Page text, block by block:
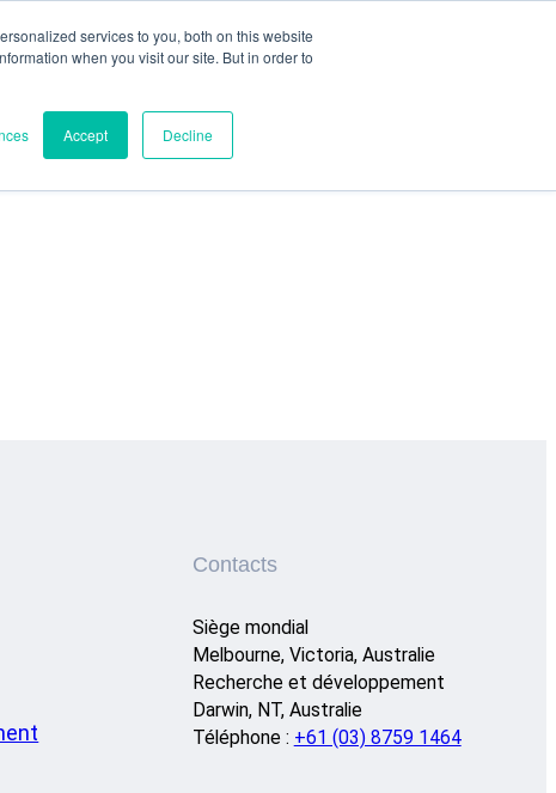
services to you, both on this website
when you visit our site. But in order to
Accept Decline
Contacts
Siège mondial
Melbourne, Victoria, Australie
Recherche et développement
Darwin, NT, Australie
Téléphone : +61 (03) 8759 1464